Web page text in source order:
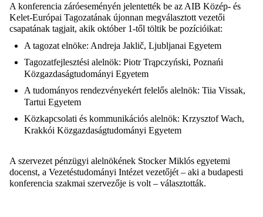
A konferencia záróeseményén jelentették be az AIB Közép- és
Kelet-Európai Tagozatának újonnan megválasztott vezetői
csapatának tagjait, akik október 1-től töltik be pozícióikat:
A tagozat elnöke: Andreja Jaklič, Ljubljanai Egyetem
Tagozatfejlesztési alelnök: Piotr Trąpczyński, Poznańi
Közgazdaságtudományi Egyetem
A tudományos rendezvényekért felelős alelnök: Tiia Vissak,
Tartui Egyetem
Közkapcsolati és kommunikációs alelnök: Krzysztof Wach,
Krakkói Közgazdaságtudományi Egyetem
A szervezet pénzügyi alelnökének Stocker Miklós egyetemi
docenst, a Vezetéstudományi Intézet vezetőjét – aki a budapesti
konferencia szakmai szervezője is volt – választották.